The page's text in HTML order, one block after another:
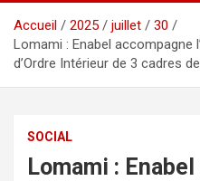
Accueil 2025 juillet
30
Lomami : Enabel accompagne
d’Ordre Intérieur de 3 cadres
SOCIAL
Lomami :